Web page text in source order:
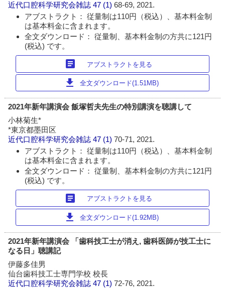
近代口腔科学研究会雑誌 47 (1)68-69, 2021.
アブストラクト： 従量制は110円（税込）、基本料金制
は基本料金に含まれます。
全文ダウンロード： 従量制、基本料金制の方共に121円
(税込) です。
article アブストラクトを見る
download 全文ダウンロード(1.51MB)
2021年新年講演会 飯塚哲夫先生の特別講演を聴講して
小林菊生*
*東京都墨田区
近代口腔科学研究会雑誌 47 (1)70-71, 2021.
アブストラクト： 従量制は110円（税込）、基本料金制
は基本料金に含まれます。
全文ダウンロード： 従量制、基本料金制の方共に121円
(税込) です。
article アブストラクトを見る
download 全文ダウンロード(1.92MB)
2021年新年講演会 「歯科技工士が消え, 歯科医師が技工士に
なる日」聴講記
伊藤多佳男
仙台歯科技工士専門学校 校長
近代口腔科学研究会雑誌 47 (1)72-76, 2021.